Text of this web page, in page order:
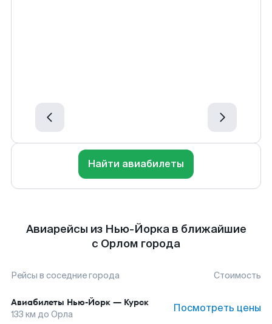
Найти авиабилеты
Авиарейсы из Нью-Йорка в ближайшие
с Орлом города
Рейсы в соседние города Стоимость
Авиабилеты Нью-Йорк — Курск
133 км до Орла Посмотреть цены